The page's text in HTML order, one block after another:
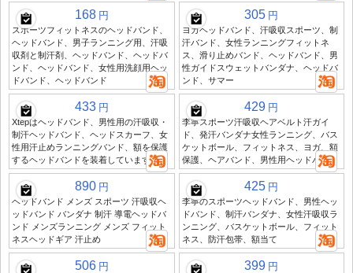
168 円
スポーツフィットネスのヘッドバンド、
ヘッドバンド、男子ランニング用、汗吸
収剤と制汗剤、ヘッドバンド、ヘッドバ
ンド、ヘッドバンド、女性用洗顔用ヘッ
ドバンド、ヘッドバンド
305 円
ヨガヘッドバンド、汗吸収スポーツ、制
汗バンド、女性ランニングフィットネ
ス、滑り止めバンド、ヘッドバンド、男
性ガイドスウェットバンダナ、ヘッドバ
ンド、サマー
433 円
Xtepはヘッドバンド、男性用の汗吸収・
制汗ヘッドバンド、ヘッドスカーフ、女
性用汗止めランニングバンド、額を保護
するヘッドバンドを装着しています
429 円
李寧スポーツ汗吸収ヘアベルト汗ガイ
ド、発汗バンダナ女性ランニング、バス
ケットボール、フィットネス、ヨガ、額
保護、ヘアバンド、男性用ヘッドバンド
890 円
ヘッドバンド メンズ スポーツ 汗吸収ヘ
ッドバンド バンダナ 制汗 導電ヘッドバ
ンド メンズランニング メンズ フィット
ネスヘッドギア 汗止め
425 円
李寧のスポーツヘッドバンド、男性ヘッ
ドバンド、制汗バンダナ、女性汗吸収ラ
ンニング、バスケットボール、フィット
ネス、防汗包帯、額当て
506 円 399 円